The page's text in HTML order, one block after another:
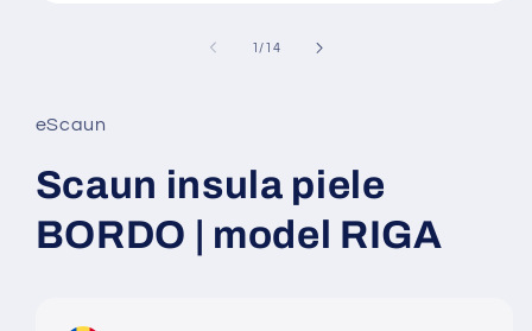
fereastră
modală
1 /din
14
eScaun
Scaun insula piele
BORDO | model RIGA